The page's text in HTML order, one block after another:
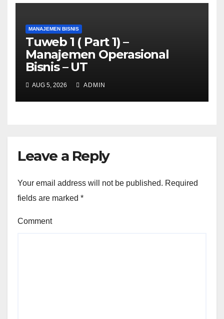
MANAJEMEN BISNIS
Tuweb 1 ( Part 1) –
Manajemen Operasional
Bisnis – UT
AUG 5, 2026 ADMIN
Leave a Reply
Your email address will not be published. Required
fields are marked *
Comment